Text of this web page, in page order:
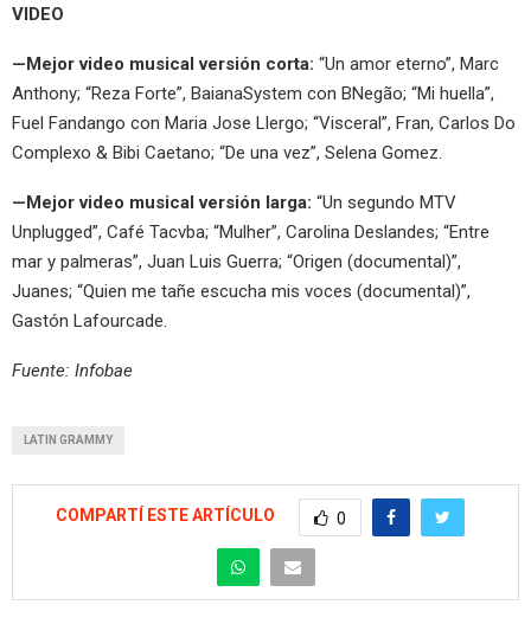
VIDEO
—Mejor video musical versión corta: “Un amor eterno”, Marc
Anthony; “Reza Forte”, BaianaSystem con BNegão; “Mi huella”,
Fuel Fandango con Maria Jose Llergo; “Visceral”, Fran, Carlos Do
Complexo & Bibi Caetano; “De una vez”, Selena Gomez.
—Mejor video musical versión larga: “Un segundo MTV
Unplugged”, Café Tacvba; “Mulher”, Carolina Deslandes; “Entre
mar y palmeras”, Juan Luis Guerra; “Origen (documental)”,
Juanes; “Quien me tañe escucha mis voces (documental)”,
Gastón Lafourcade.
Fuente: Infobae
LATIN GRAMMY
COMPARTÍ ESTE ARTÍCULO 0